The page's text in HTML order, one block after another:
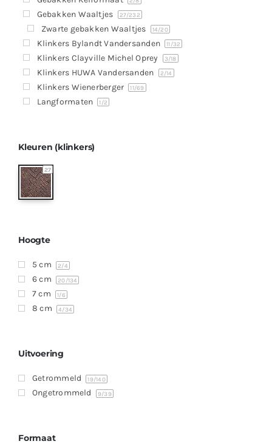
Contact
Offerte aanvragen
Gebakken Waaltjes 27/232
Zwarte gebakken Waaltjes 14/20
Klinkers Bylandt Vandersanden 11/32
Klinkers Clayville Michel Oprey 3/18
Klinkers HUWA Vandersanden 2/14
Klinkers Wienerberger 11/69
Langformaten 1/2
Kleuren (klinkers)
27
Hoogte
5 cm 2/4
6 cm 20/134
7 cm 1/6
8 cm 4/34
Uitvoering
Getrommeld 19/140
Ongetrommeld 9/39
Formaat